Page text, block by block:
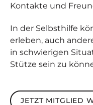
Kontakte und
In der Selbsthilfe
erleben, auch
in schwierigen
Stütze sein zu
Jetzt Mitglied
JETZT MITGLIED